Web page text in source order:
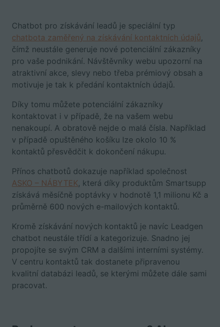
Chatbot pro získávání leadů je speciální typ
chatbota zaměřený na získávání kontaktních údajů,
čímž neustále generuje nové potenciální zákazníky
pro vaše podnikání. Návštěvníky webu upozorní na
atraktivní akce, slevy nebo třeba prémiový obsah a
motivuje je tak k předání kontaktních údajů.
Díky tomu můžete potenciální zákazníky
kontaktovat i v případě, že na vašem webu
nenakoupí. A obratově nejde o malá čísla. Například
v případě opuštěného košíku lze okolo 10 %
kontaktů přesvědčit k dokončení nákupu.
Přínos chatbotů dokazuje například společnost
ASKO – NÁBYTEK, která díky produktům Smartsupp
získává měsíčně poptávky v hodnotě 1,1 milionu Kč a
průměrně 600 nových e-mailových kontaktů.
Kromě získávání nových kontaktů je navíc Leadgen
chatbot neustále třídí a kategorizuje. Snadno jej
propojíte se svým CRM a dalšími interními systémy.
V centru kontaktů tak dostanete připravenou
kvalitní databázi leadů, se kterými můžete dále sami
pracovat.